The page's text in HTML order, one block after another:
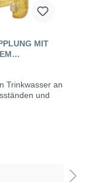
MIT
Trinkwasser an
und